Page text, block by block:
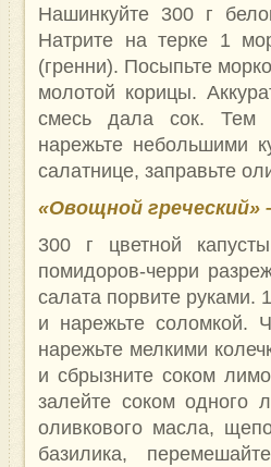
Нашинкуйте 300 г
Натрите на терке 1
(гренни). Посыпьте
молотой корицы.
смесь дала сок. Тем
нарежьте небольшими
салатнице, заправьте
«Овощной греческий»
300 г цветной
помидоров-черри
салата порвите руками.
и нарежьте соломкой.
нарежьте мелкими
и сбрызните соком
залейте соком одного
оливкового масла,
базилика,